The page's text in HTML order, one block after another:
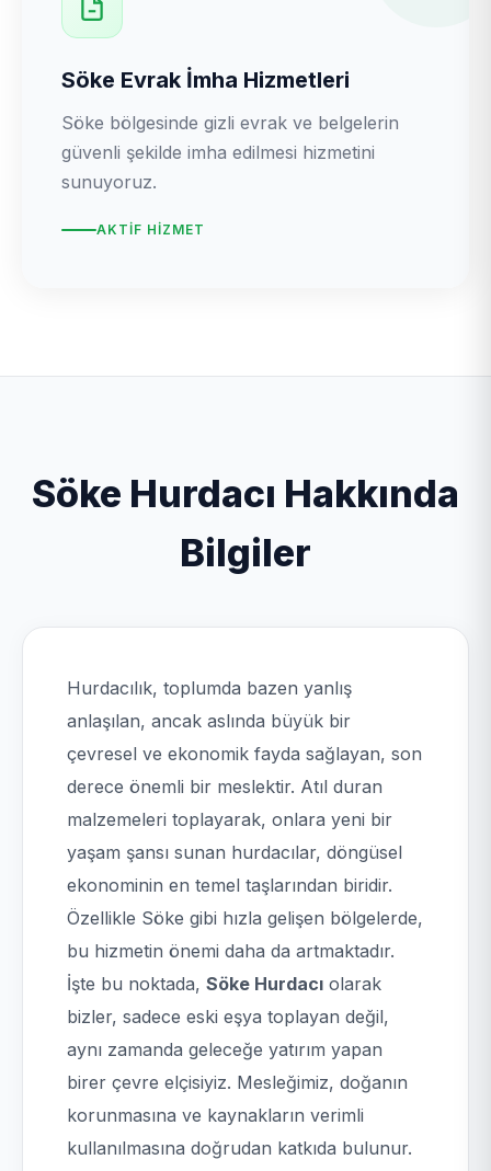
Söke Evrak İmha Hizmetleri
Söke bölgesinde gizli evrak ve belgelerin
güvenli şekilde imha edilmesi hizmetini
sunuyoruz.
AKTIF HIZMET
Söke Hurdacı Hakkında
Bilgiler
Hurdacılık, toplumda bazen yanlış
anlaşılan, ancak aslında büyük bir
çevresel ve ekonomik fayda sağlayan, son
derece önemli bir meslektir. Atıl duran
malzemeleri toplayarak, onlara yeni bir
yaşam şansı sunan hurdacılar, döngüsel
ekonominin en temel taşlarından biridir.
Özellikle Söke gibi hızla gelişen bölgelerde,
bu hizmetin önemi daha da artmaktadır.
İşte bu noktada, Söke Hurdacı olarak
bizler, sadece eski eşya toplayan değil,
aynı zamanda geleceğe yatırım yapan
birer çevre elçisiyiz. Mesleğimiz, doğanın
korunmasına ve kaynakların verimli
kullanılmasına doğrudan katkıda bulunur.